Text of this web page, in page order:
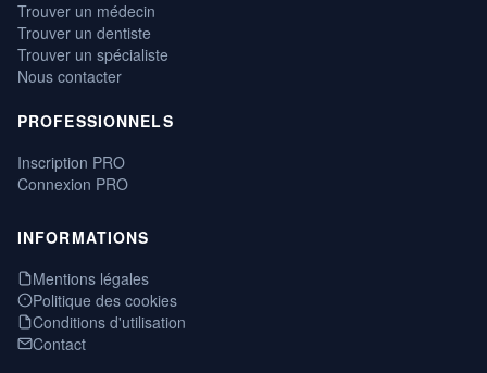
Trouver un médecin
Trouver un dentiste
Trouver un spécialiste
Nous contacter
PROFESSIONNELS
Inscription PRO
Connexion PRO
INFORMATIONS
Mentions légales
Politique des cookies
Conditions d'utilisation
Contact